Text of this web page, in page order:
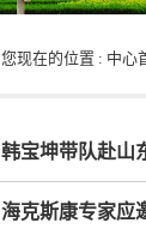
您现在的位置 : 中心
韩宝坤带队赴山
海克斯康专家应